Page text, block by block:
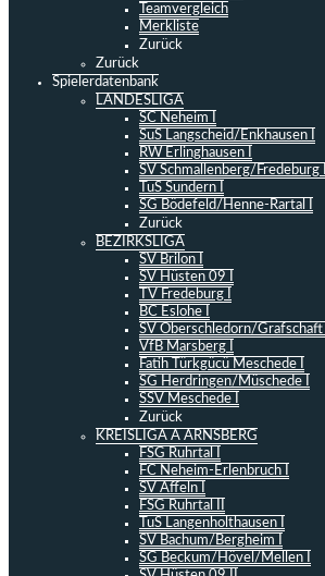
Teamvergleich
Merkliste
Zurück
Zurück
Spielerdatenbank
LANDESLIGA
SC Neheim I
SuS Langscheid/Enkhausen I
RW Erlinghausen I
SV Schmallenberg/Fredeburg I
TuS Sundern I
SG Bödefeld/Henne-Rartal I
Zurück
BEZIRKSLIGA
SV Brilon I
SV Hüsten 09 I
TV Fredeburg I
BC Eslohe I
SV Oberschledorn/Grafschaft I
VfB Marsberg I
Fatih Türkgücü Meschede I
SG Herdringen/Müschede I
SSV Meschede I
Zurück
KREISLIGA A ARNSBERG
FSG Ruhrtal I
FC Neheim-Erlenbruch I
SV Affeln I
FSG Ruhrtal II
TuS Langenholthausen I
SV Bachum/Bergheim I
SG Beckum/Hövel/Mellen I